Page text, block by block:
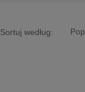
Sortuj według: